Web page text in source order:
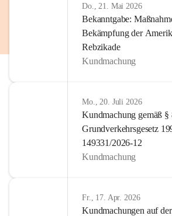
Do., 21. Mai 2026
Bekanntgabe:
Bekämpfung der
Rebzikade
Kundmachung
Mo., 20. Juli 2026
Kundmachung gemäß
Grundverkehrsgesetz
149331/2026-12
Kundmachung
Fr., 17. Apr. 2026
Kundmachungen auf